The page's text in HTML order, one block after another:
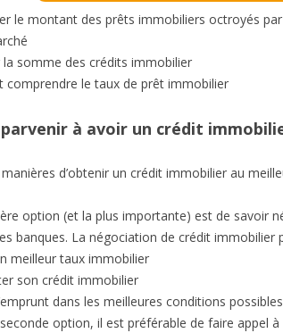
le montant des prêts immobiliers octroyés
la somme des crédits immobilier
comprendre le taux de prêt immobilier
à avoir un crédit
d’obtenir un crédit immobilier au
option (et la plus importante) est de savoir
banques. La négociation de crédit immobilier
meilleur taux immobilier
son crédit immobilier
dans les meilleures conditions possibles
option, il est préférable de faire appel